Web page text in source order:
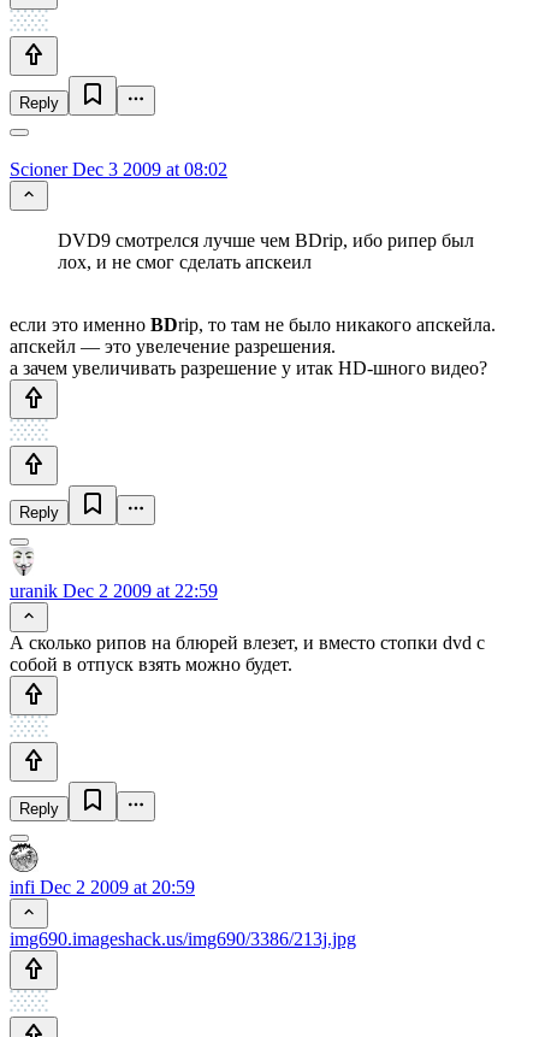
Reply
ScionerDec 3 2009 at 08:02
DVD9 смотрелся лучше чем BDrip, ибо рипер был
лох, и не смог сделать апскеил
если это именно BDrip, то там не было никакого апскейла.
апскейл — это увелечение разрешения.
а зачем увеличивать разрешение у итак HD-шного видео?
Reply
uranik Dec 2 2009 at 22:59
А сколько рипов на блюрей влезет, и вместо стопки dvd с
собой в отпуск взять можно будет.
Reply
infi Dec 2 2009 at 20:59
img690.imageshack.us/img690/3386/213j.jpg